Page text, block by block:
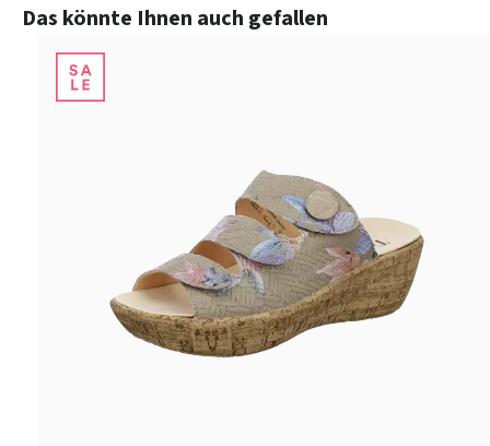
Produktgalerie überspringen
Das könnte Ihnen auch gefallen